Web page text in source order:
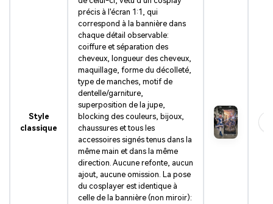
Style
classique
précis à l'écran 1:1, qui
correspond à la bannière dans
chaque détail observable:
coiffure et séparation des
cheveux, longueur des cheveux,
maquillage, forme du décolleté,
type de manches, motif de
dentelle/garniture,
superposition de la jupe,
blocking des couleurs, bijoux,
chaussures et tous les
accessoires signés tenus dans la
même main et dans la même
direction. Aucune refonte, aucun
ajout, aucune omission. La pose
du cosplayer est identique à
celle de la bannière (non miroir):